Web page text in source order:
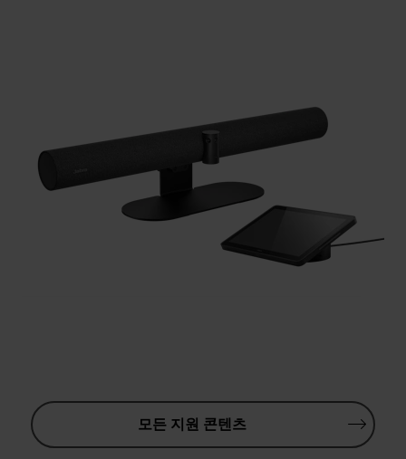
모든 지원 콘텐츠